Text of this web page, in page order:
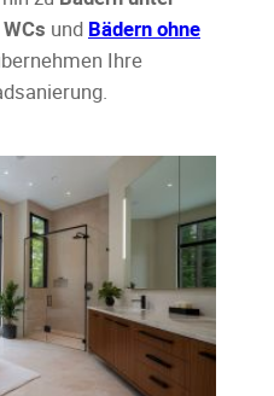
und Bädern ohne
Ihre